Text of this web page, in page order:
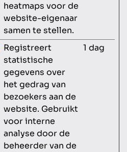
heatmaps voor de
website-eigenaar
samen te stellen.
Registreert
statistische
gegevens over
het gedrag van
bezoekers aan de
website. Gebruikt
voor interne
analyse door de
beheerder van de
1 dag